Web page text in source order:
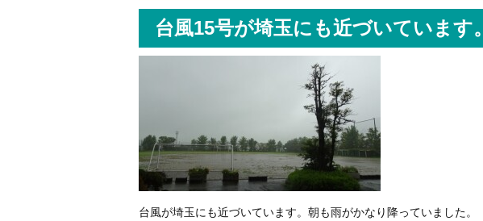
台風15号が埼玉にも近づいています。
台風が埼玉にも近づいています。朝も雨がかなり降っていました。